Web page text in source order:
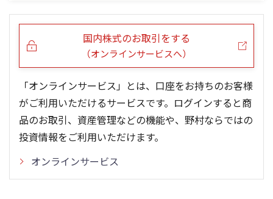
国内株式のお取引をする
（オンラインサービスへ）
「オンラインサービス」とは、口座をお持ちのお客様
がご利用いただけるサービスです。ログインすると商
品のお取引、資産管理などの機能や、野村ならではの
投資情報をご利用いただけます。
オンラインサービス